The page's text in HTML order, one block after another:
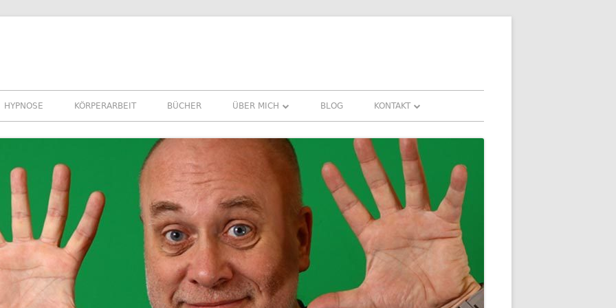
HYPNOSE KÖRPERARBEIT BÜCHER ÜBER MICH
REFERENZEN ERFAHRUNGEN UND
NEWSLETTER
BLOG KONTAKT
DOWNLOADS
FAQ
DATENSCHUTZ
IMPRESSUM